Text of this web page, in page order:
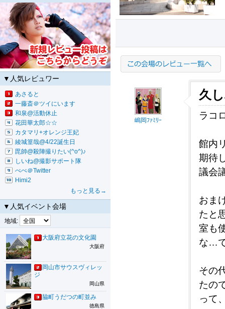
▼人気レビュワー
あさると
一藤斎＠ツイにいます
和泉@活動休止
花田華太郎☆☆
カタマリ+オレンジ王妃
綾城篁哉@4/22誕生日
毘帥@殺陣撮りたい(^o^)♪
しいね@撮影サポート隊
ぺぺ＠Twitter
Himi2
もっと見る→
▼人気イベント会場
地域:
大阪府立花の文化園
大阪府
岡山市サウスヴィレッ
ジ
岡山県
脇町うだつの町並み
徳島県
嶋岡ﾌｧﾐﾘｰ
久
ラコ
館内
期待
議会
おま
たと
室も
な…
その
たの
って